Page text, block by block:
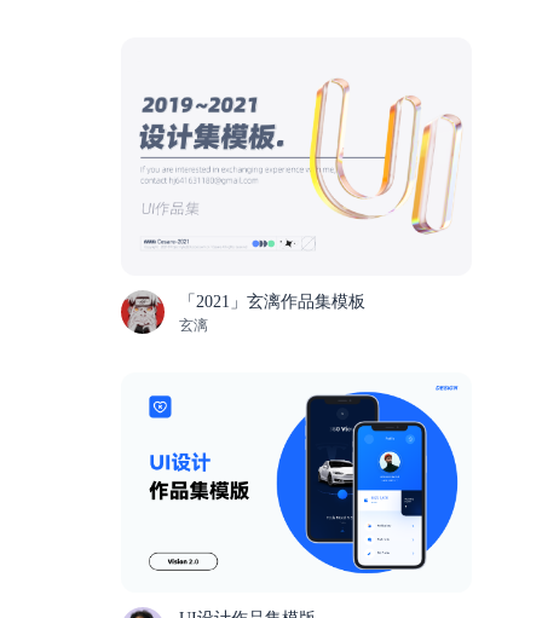
「2021」玄漓作品集模板
玄漓